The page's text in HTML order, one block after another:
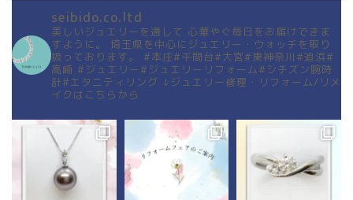
seibido.co.ltd
美しいジュエリーを通して 心華やぐ毎日をお届けできま
すように。
埼玉県を中心にジュエリー・ウォッチを取り
扱っております。
#本庄#千間台#大宮#東神奈川#追浜#
高崎 #ジュエリー#ジュエリーリフォーム#シチズン腕時
計#エタニティリング ↓ジュエリー修理・リフォーム/リメ
イクはこちらから